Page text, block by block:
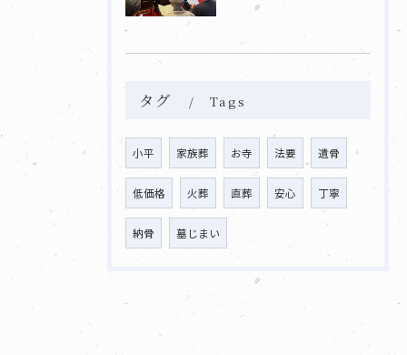
タグ Tags
小平 家族葬 お寺 法要 遺骨
低価格 火葬 直葬 安心 丁寧
納骨 墓じまい